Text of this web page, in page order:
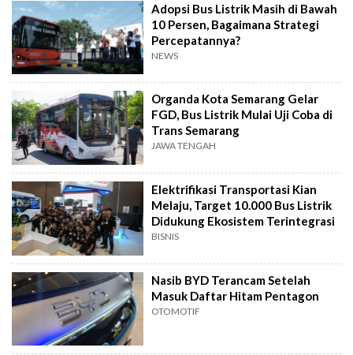
Adopsi Bus Listrik Masih di Bawah
10 Persen, Bagaimana Strategi
Percepatannya?
NEWS
Organda Kota Semarang Gelar
FGD, Bus Listrik Mulai Uji Coba di
Trans Semarang
JAWA TENGAH
Elektrifikasi Transportasi Kian
Melaju, Target 10.000 Bus Listrik
Didukung Ekosistem Terintegrasi
BISNIS
Nasib BYD Terancam Setelah
Masuk Daftar Hitam Pentagon
OTOMOTIF